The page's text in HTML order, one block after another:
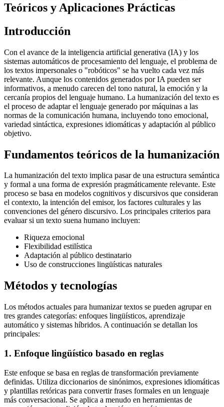
Teóricos y Aplicaciones Prácticas
Introducción
Con el avance de la inteligencia artificial generativa (IA) y los
sistemas automáticos de procesamiento del lenguaje, el problema de
los textos impersonales o "robóticos" se ha vuelto cada vez más
relevante. Aunque los contenidos generados por IA pueden ser
informativos, a menudo carecen del tono natural, la emoción y la
cercanía propios del lenguaje humano. La humanización del texto es
el proceso de adaptar el lenguaje generado por máquinas a las
normas de la comunicación humana, incluyendo tono emocional,
variedad sintáctica, expresiones idiomáticas y adaptación al público
objetivo.
Fundamentos teóricos de la humanización
La humanización del texto implica pasar de una estructura semántica
y formal a una forma de expresión pragmáticamente relevante. Este
proceso se basa en modelos cognitivos y discursivos que consideran
el contexto, la intención del emisor, los factores culturales y las
convenciones del género discursivo. Los principales criterios para
evaluar si un texto suena humano incluyen:
Riqueza emocional
Flexibilidad estilística
Adaptación al público destinatario
Uso de construcciones lingüísticas naturales
Métodos y tecnologías
Los métodos actuales para humanizar textos se pueden agrupar en
tres grandes categorías: enfoques lingüísticos, aprendizaje
automático y sistemas híbridos. A continuación se detallan los
principales:
1. Enfoque lingüístico basado en reglas
Este enfoque se basa en reglas de transformación previamente
definidas. Utiliza diccionarios de sinónimos, expresiones idiomáticas
y plantillas retóricas para convertir frases formales en un lenguaje
más conversacional. Se aplica a menudo en herramientas de